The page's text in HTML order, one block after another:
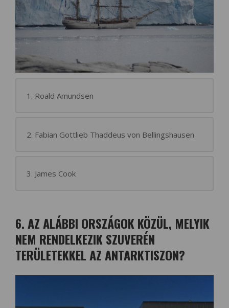
1. Roald Amundsen
2. Fabian Gottlieb Thaddeus von Bellingshausen
3. James Cook
6. AZ ALÁBBI ORSZÁGOK KÖZÜL, MELYIK
NEM RENDELKEZIK SZUVERÉN
TERÜLETEKKEL AZ ANTARKTISZON?